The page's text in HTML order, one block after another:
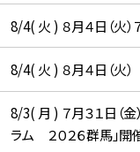
8/4( 火 ) ８月４日（火）
8/4( 火 ) ８月４日（
8/3( 月 ) ７月３１日（
ラム ２０２６群馬」開